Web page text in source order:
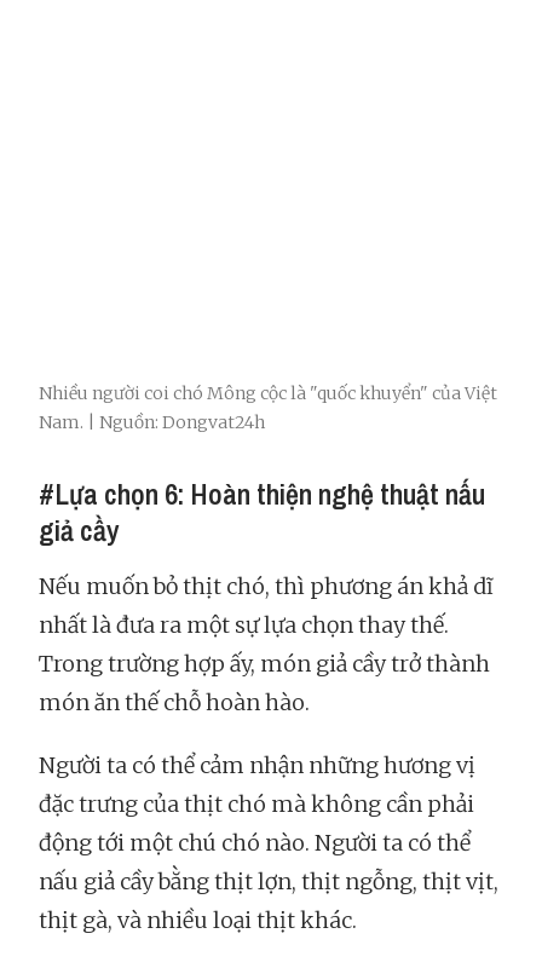
Nhiều người coi chó Mông cộc là "quốc khuyển" của Việt
Nam. | Nguồn: Dongvat24h
#Lựa chọn 6: Hoàn thiện nghệ thuật nấu
giả cầy
Nếu muốn bỏ thịt chó, thì phương án khả dĩ
nhất là đưa ra một sự lựa chọn thay thế.
Trong trường hợp ấy, món giả cầy trở thành
món ăn thế chỗ hoàn hào.
Người ta có thể cảm nhận những hương vị
đặc trưng của thịt chó mà không cần phải
động tới một chú chó nào. Người ta có thể
nấu giả cầy bằng thịt lợn, thịt ngỗng, thịt vịt,
thịt gà, và nhiều loại thịt khác.